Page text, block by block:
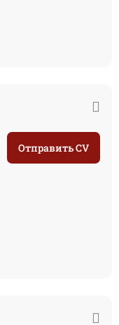
Отправить CV